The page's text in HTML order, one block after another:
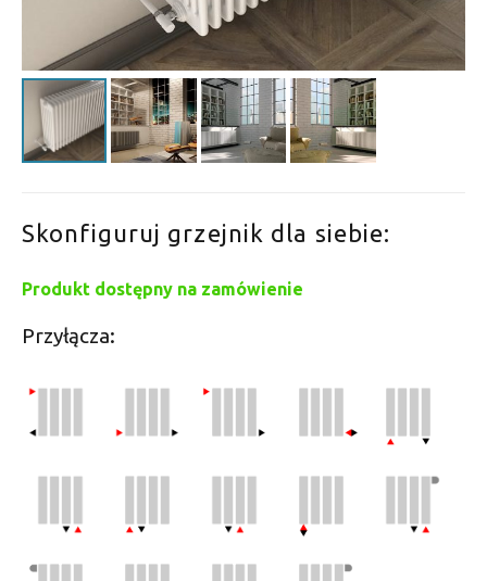
Skonfiguruj grzejnik dla siebie:
Produkt dostępny na zamówienie
Przyłącza: